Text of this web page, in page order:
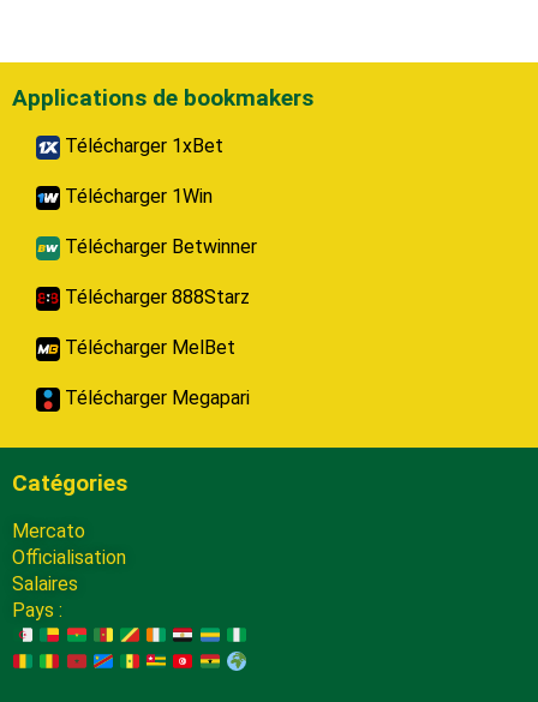
Applications de bookmakers
Télécharger 1xBet
Télécharger 1Win
Télécharger Betwinner
Télécharger 888Starz
Télécharger MelBet
Télécharger Megapari
Catégories
Mercato
Officialisation
Salaires
Pays :